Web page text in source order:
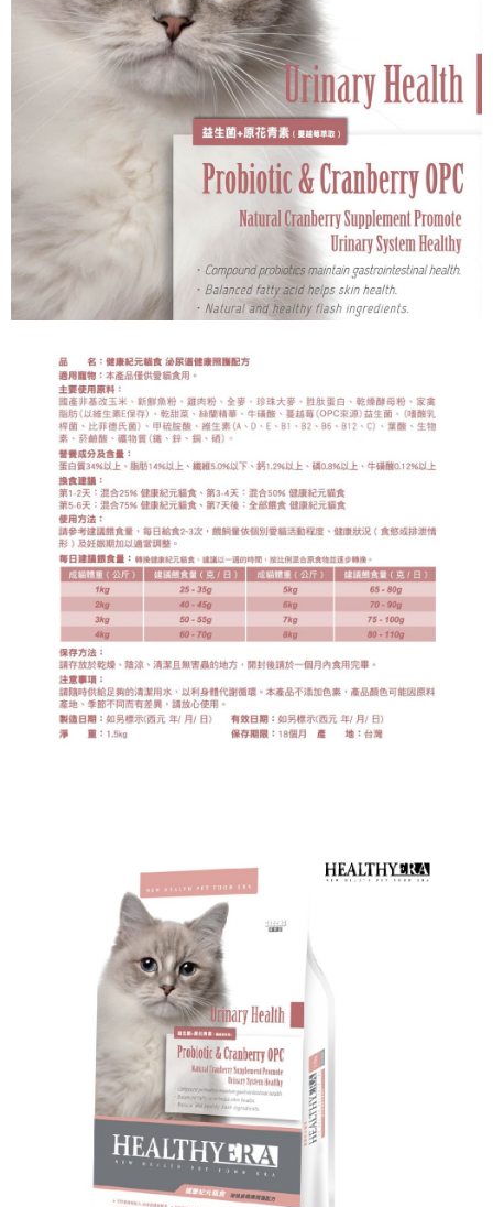
後付繳納相關費用。
※ 交易是否成功請以「AFTEE先享後付 」之結帳頁面顯示為準，若有關於
是否繳費成功／繳費後需取消欲退款等相關疑問，請聯繫「AFTEE先享後付
客戶支援中心」https://netprotections.freshdesk.com/support/home
１．透過由恩沛科技股份有限公司提供之「AFTEE先享後付」服務完成之交
易，需依本服務之必要範圍內提供個人資料，並將交易相關給付款項請求債
權轉讓予恩沛科技股份有限公司。
２．關於個人資料處理事宜，請瀏覽以下網址：
https://aftee.tw/terms/#terms3
３．未成年的使用者請事先徵得法定代理人或監護人之同意方可使用
「AFTEE先享後付」，若未經同意申辦者引起之損失，本公司不負相關責
４．使用「AFTEE先享後付」時，將依據個別帳號之用戶狀況，依本公司即
時審查核予不同之上限額度；若仍有額度不足之情形，本公司將視審查結果
恩沛科技股份有限公司將有權停止該用戶之使用額度並採取法律行動。